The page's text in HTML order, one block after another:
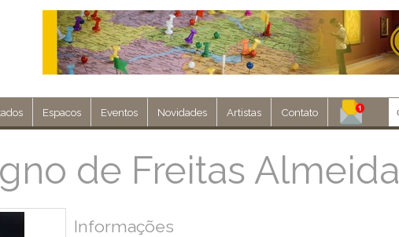
Espacos Eventos Novidades Artistas Contato
de Freitas Almeida
Informações